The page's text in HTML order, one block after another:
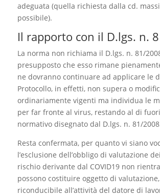
adeguata (quella richiesta dalla cd.
possibile).
Il rapporto con il D.lgs. n.
La norma non richiama il D.lgs. n. 81/
presupposto che esso rimane
ne dovranno continuare ad applicare le
Protocollo, in effetti, non supera o
ordinariamente vigenti ma individua le
per far fronte al virus, restando al di
normativo disegnato dal D.lgs. n. 81/
Resta confermata, per quanto vi siano
l’esclusione dell’obbligo di valutazione
rischio derivante dal COVID19 non
possono costituire oggetto di
riconducibile all’attività del datore di